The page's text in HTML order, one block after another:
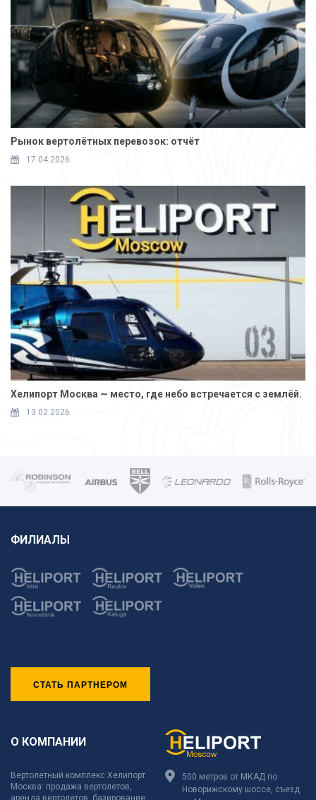
Рынок вертолётных перевозок: отчёт
17.04.2026
Хелипорт Москва — место, где небо встречается с землёй.
13.02.2026
ФИЛИАЛЫ
СТАТЬ ПАРТНЕРОМ
О КОМПАНИИ
Вертолетный комплекс Хелипорт
Москва: продажа вертолетов,
аренда вертолетов, базирование
500 метров от МКАД по
Новорижскому шоссе, съезд